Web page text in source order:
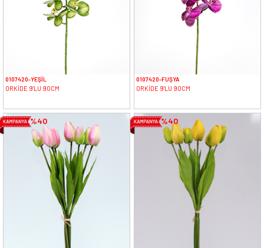
0107420-YEŞİL
ORKİDE 9'LU 90CM
0107420-FUŞYA
ORKİDE 9'LU 90CM
%40 %40